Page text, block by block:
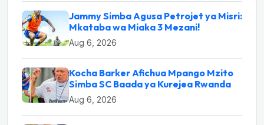
Jammy Simba Agusa Petrojet ya Misri:
Mkataba wa Miaka 3 Mezani!
Aug 6, 2026
Kocha Barker Afichua Mpango Mzito
Simba SC Baada ya Kurejea Rwanda
Aug 6, 2026